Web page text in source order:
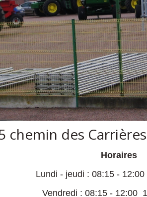
chemin des
Horaires
Lundi - jeudi : 08:15 -
Vendredi : 08:15 - 12:00